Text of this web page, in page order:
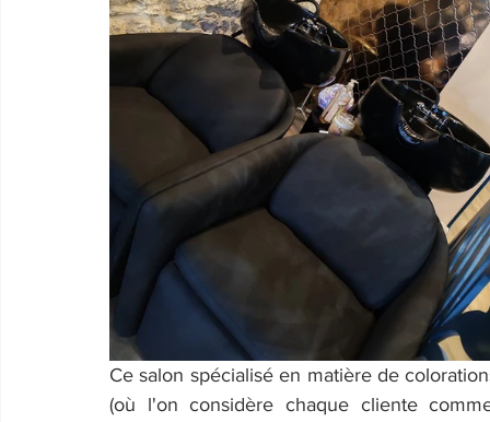
Ce salon spécialisé en matière de
(où l'on considère chaque cliente